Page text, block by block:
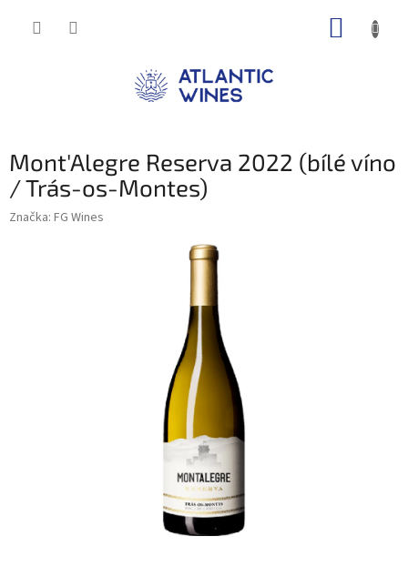
Mont'Alegre Reserva 2022 (bílé víno
/ Trás-os-Montes)
Značka: FG Wines